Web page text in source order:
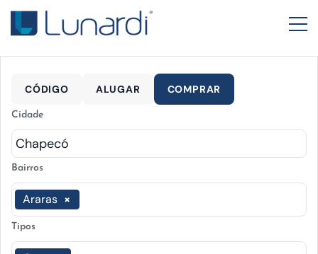
CÓDIGO ALUGAR COMPRAR
Cidade
Bairros
×
Araras
Tipos